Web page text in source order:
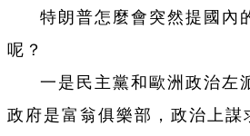
特朗普怎麼會突然提國內
呢？
一是民主黨和歐洲政治左
政府是富翁俱樂部，政治上謀